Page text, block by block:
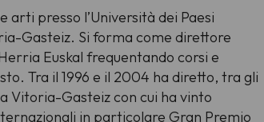
arti presso l’Università dei Paesi
Gasteiz. Si forma come direttore
Euskal frequentando corsi e
Tra il 1996 e il 2004 ha diretto, tra gli
Vitoria-Gasteiz con cui ha vinto
in particolare Gran Premio